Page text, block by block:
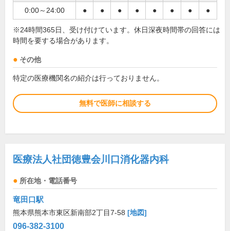
0:00～24:00 ● ● ● ● ● ● ● ●
※24時間365日、受け付けています。休日深夜時間帯の回答には
時間を要する場合があります。
その他
特定の医療機関名の紹介は行っておりません。
無料で医師に相談する
医療法人社団徳豊会川口消化器内科
所在地・電話番号
竜田口駅
熊本県熊本市東区新南部2丁目7-58 [地図]
096-382-3100